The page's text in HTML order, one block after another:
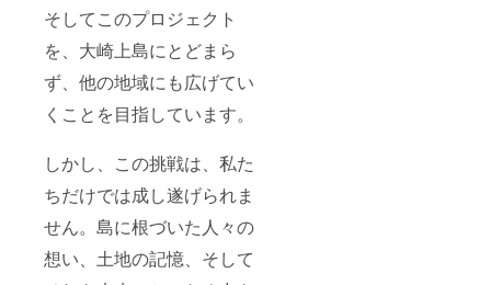
そしてこのプロジェクト
を、大崎上島にとどまら
ず、他の地域にも広げてい
くことを目指しています。
しかし、この挑戦は、私た
ちだけでは成し遂げられま
せん。島に根づいた人々の
想い、土地の記憶、そして